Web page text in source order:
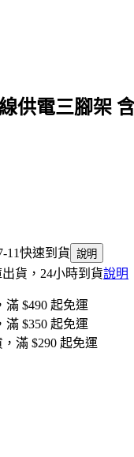
供電三腳架
11快速到貨 說明
出貨，24小時到貨說明
滿 $490 起免運
滿 $350 起免運
滿 $290 起免運